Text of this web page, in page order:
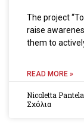
The project
raise
them to
READ MORE »
Nicoletta Pantela
Σχόλια